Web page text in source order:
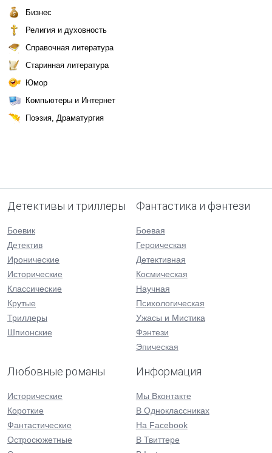
Бизнес
Религия и духовность
Справочная литература
Старинная литература
Юмор
Компьютеры и Интернет
Поэзия, Драматургия
Детективы и триллеры
Боевик
Детектив
Иронические
Исторические
Классические
Крутые
Триллеры
Шпионские
Фантастика и фэнтези
Боевая
Героическая
Детективная
Космическая
Научная
Психологическая
Ужасы и Мистика
Фэнтези
Эпическая
Любовные романы
Исторические
Короткие
Фантастические
Остросюжетные
Информация
Мы Вконтакте
В Одноклассниках
На Facebook
В Твиттере